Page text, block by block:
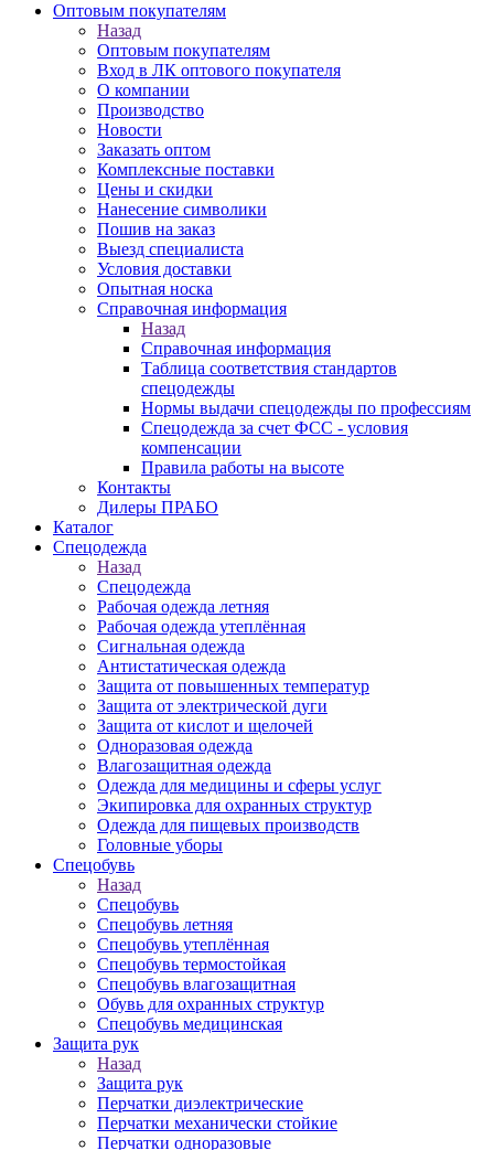
Оптовым покупателям
Назад
Оптовым покупателям
Вход в ЛК оптового покупателя
О компании
Производство
Новости
Заказать оптом
Комплексные поставки
Цены и скидки
Нанесение символики
Пошив на заказ
Выезд специалиста
Условия доставки
Опытная носка
Справочная информация
Назад
Справочная информация
Таблица соответствия стандартов
спецодежды
Нормы выдачи спецодежды по профессиям
Спецодежда за счет ФСС - условия
компенсации
Правила работы на высоте
Контакты
Дилеры ПРАБО
Каталог
Спецодежда
Назад
Спецодежда
Рабочая одежда летняя
Рабочая одежда утеплённая
Сигнальная одежда
Антистатическая одежда
Защита от повышенных температур
Защита от электрической дуги
Защита от кислот и щелочей
Одноразовая одежда
Влагозащитная одежда
Одежда для медицины и сферы услуг
Экипировка для охранных структур
Одежда для пищевых производств
Головные уборы
Спецобувь
Назад
Спецобувь
Спецобувь летняя
Спецобувь утеплённая
Спецобувь термостойкая
Спецобувь влагозащитная
Обувь для охранных структур
Спецобувь медицинская
Защита рук
Назад
Защита рук
Перчатки диэлектрические
Перчатки механически стойкие
Перчатки одноразовые